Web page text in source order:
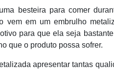
besteira para comer
vem em um embrulho
para que ela seja
que o produto possa sofrer.
apresentar tantas